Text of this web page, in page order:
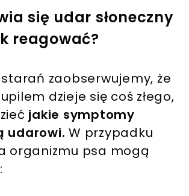
się udar słoneczny
reagować?
zaobserwujemy, że
dzieje się coś złego,
jakie symptomy
udarowi. W przypadku
organizmu psa mogą